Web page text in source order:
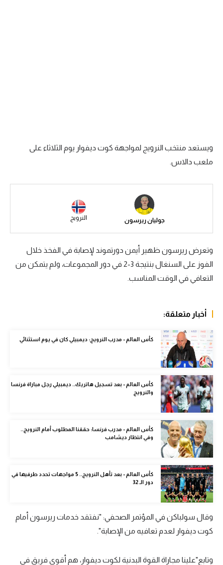
سعودي في الجول
الدوري الإنجليزي
رياضات أخرى
أمم إفريقيا
كرة طائرة
الوطن العربي
في المونديال
رياضة نسائية
آسيا
أمريكا
ركن الألعاب
أقسام خاصة
Gamers
ميركاتو
تحقيق في الجول
ويستعد منتخب النرويج لمواجهة كوت ديفوار يوم الثلاثاء على
ملعب دالاس.
جوليان ريرسون النرويج
وتعرض ريرسون ظهير أيمن دورتموند لإصابة في الفخذ خلال
الفوز على السنغال بنتيجة 3-2 في دور المجموعات، ولم يتمكن من
التعافي في الوقت المناسب.
أخبار متعلقة:
كأس العالم - مدرب النرويج: ديمبيلي كان في يوم استثنائي
كأس العالم - بعد تسجيل هاتريك.. ديمبيلي رجل مباراة فرنسا
والنرويج
كأس العالم - مدرب فرنسا: حققنا المطلوب أمام النرويج..
وفي انتظار ديشامب
كأس العالم - بعد تأهل النرويج.. 5 مواجهات تحدد طرفيها في
دور الـ 32
وقال سولباكن في المؤتمر الصحفي: "نفتقد خدمات ريرسون أمام
كوت ديفوار لعدم تعافيه من الإصابة".
وتابع"علينا مجاراة القوة البدنية لكوت ديفوار، هم أقوى فريق في